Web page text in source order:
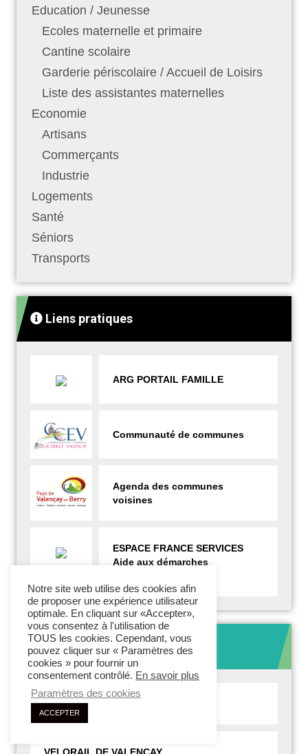
Education / Jeunesse
Ecoles maternelle et primaire
Cantine scolaire
Garderie périscolaire / Accueil de Loisirs
Liste des assistantes maternelles
Economie
Artisans
Commerçants
Industrie
Logements
Santé
Séniors
Transports
Liens pratiques
ARG PORTAIL FAMILLE
Communauté de communes
Agenda des communes
voisines
ESPACE FRANCE SERVICES
Aide aux démarches
Dernières Actualités
Collecte des encombrants
Notre site web utilise des cookies afin
de proposer une expérience utilisateur
optimale. En cliquant sur «Accepter»,
vous consentez à l'utilisation de
TOUS les cookies. Cependant, vous
pouvez cliquer sur « Paramètres des
cookies » pour fournir un
consentement contrôlé. En savoir plus
Paramètres des cookies
ACCEPTER